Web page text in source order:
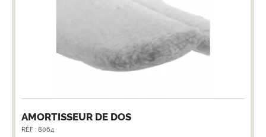
AMORTISSEUR DE DOS
RÉF : 8064